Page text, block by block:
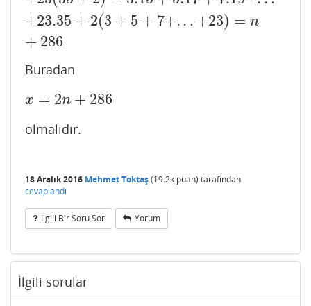
+23.35 + 2(3 + 5 + 7+.. . +23) = n
+ 286
Buradan
x = 2n + 286
x= 2n+286
olmalıdır.
18 Aralık 2016 Mehmet Toktaş(19.2k puan) tarafından
cevaplandı
Ilgili Bir Soru Sor Yorum
İlgili sorular